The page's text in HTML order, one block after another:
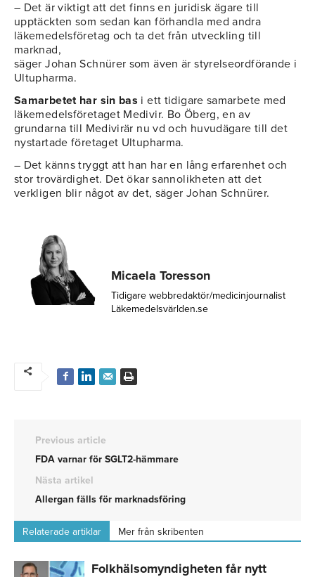
– Det är viktigt att det finns en juridisk ägare till
upptäckten som sedan kan förhandla med andra
läkemedelsföretag och ta det från utveckling till
marknad,
säger Johan Schnürer som även är styrelseordförande i
Ultupharma.
Samarbetet har sin bas i ett tidigare samarbete med
läkemedelsföretaget Medivir. Bo Öberg, en av
grundarna till Medivirär nu vd och huvudägare till det
nystartade företaget Ultupharma.
– Det känns tryggt att han har en lång erfarenhet och
stor trovärdighet. Det ökar sannolikheten att det
verkligen blir något av det, säger Johan Schnürer.
Micaela Toresson
Tidigare webbredaktör/medicinjournalist
Läkemedelsvärlden.se
Previous article
FDA varnar för SGLT2-hämmare
Nästa artikel
Allergan fälls för marknadsföring
Relaterade artiklar Mer från skribenten
Folkhälsomyndigheten får nytt